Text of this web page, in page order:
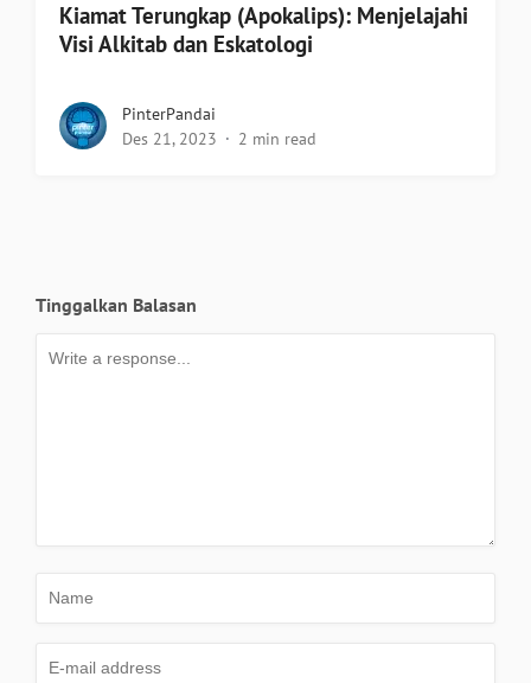
Kiamat Terungkap (Apokalips): Menjelajahi
Visi Alkitab dan Eskatologi
PinterPandai
Des 21, 2023
2 min read
Tinggalkan Balasan